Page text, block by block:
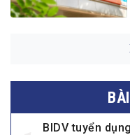
BIDV tuyển